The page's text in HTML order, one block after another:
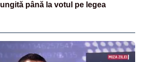
până la votul pe legea